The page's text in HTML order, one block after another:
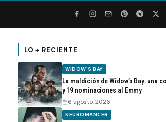
LO + RECIENTE
WIDOW'S BAY
La maldición de Widow’s Bay: una
y 19 nominaciones al Emmy
6 agosto, 2026
NEUROMANCER